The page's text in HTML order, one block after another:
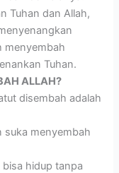
Tuhan dan Allah,
menyembah
Tuhan.
ALLAH?
disembah adalah
suka menyembah
bisa hidup tanpa